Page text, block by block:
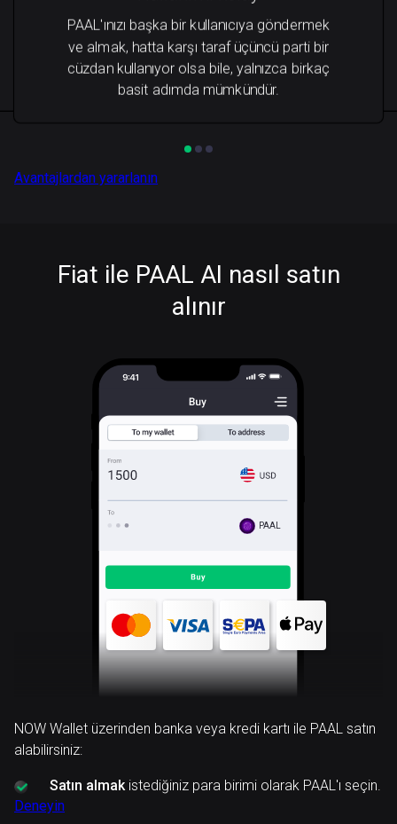
PAAL'ınızı başka bir kullanıcıya göndermek
ve almak, hatta karşı taraf üçüncü parti bir
cüzdan kullanıyor olsa bile, yalnızca birkaç
basit adımda mümkündür.
Avantajlardan yararlanın
Fiat ile PAAL AI nasıl satın
alınır
PAAL
NOW Wallet üzerinden banka veya kredi kartı ile PAAL satın
alabilirsiniz:
Satın almakistediğiniz para birimi olarak PAAL'ı seçin.
Deneyin